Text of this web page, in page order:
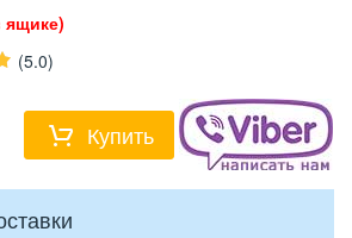
ящике)
(5.0)
Купить